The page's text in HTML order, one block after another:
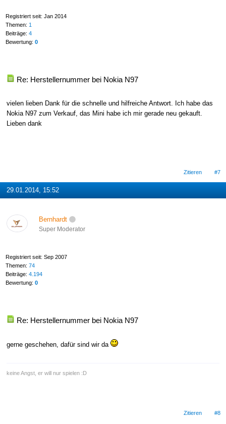
Registriert seit: Jan 2014
Themen: 1
Beiträge: 4
Bewertung: 0
Re: Herstellernummer bei Nokia N97
vielen lieben Dank für die schnelle und hilfreiche Antwort. Ich habe das
Nokia N97 zum Verkauf, das Mini habe ich mir gerade neu gekauft.
Lieben dank
Zitieren #7
29.01.2014, 15:52
Bernhardt
Super Moderator
Registriert seit: Sep 2007
Themen: 74
Beiträge: 4.194
Bewertung: 0
Re: Herstellernummer bei Nokia N97
gerne geschehen, dafür sind wir da
keine Angst, er will nur spielen :D
Zitieren #8